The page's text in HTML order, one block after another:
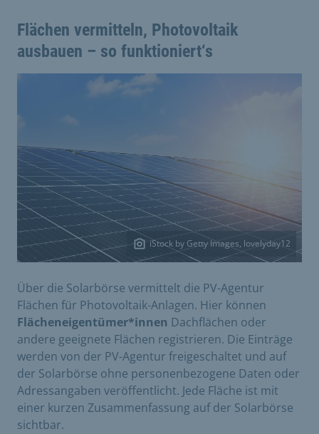
Flächen vermitteln, Photovoltaik
ausbauen – so funktioniert‘s
iStock by Getty Images, lovelyday12
Über die Solarbörse vermittelt die PV-Agentur
Flächen für Photovoltaik-Anlagen. Hier können
Flächeneigentümer*innen Dachflächen oder
andere geeignete Flächen registrieren. Die Einträge
werden von der PV-Agentur freigeschaltet und auf
der Solarbörse ohne personenbezogene Daten oder
Adressangaben veröffentlicht. Jede Fläche ist mit
einer kurzen Zusammenfassung auf der Solarbörse
sichtbar.